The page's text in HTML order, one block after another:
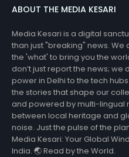
ABOUT THE MEDIA KESARI
Media Kesari is a digital
than just "breaking" news.
the 'what' to bring you the
don’t just report the news;
power in Delhi to the tech
the stories that shape our
and powered by multi-lingual
between local heritage and
noise. Just the pulse of the
Media Kesari: Your Global
India. 🌏 Read by the World.